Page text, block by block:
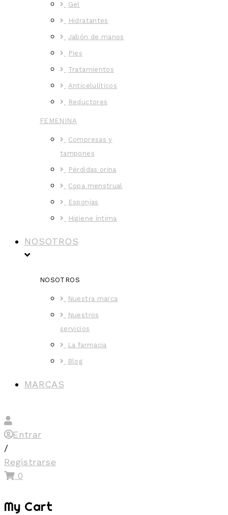
Gel
Hidratantes
Jabón de manos
Pies
Tratamientos
Anticelulíticos
Reductores
FEMENINA
Compresas y
tampones
Pérdidas orina
Copa menstrual
Esponjas
Higiene íntima
NOSOTROS
NOSOTROS
Nuestra marca
Nuestros
servicios
La farmacia
Blog
MARCAS
Entrar
/
Registrarse
0
My Cart